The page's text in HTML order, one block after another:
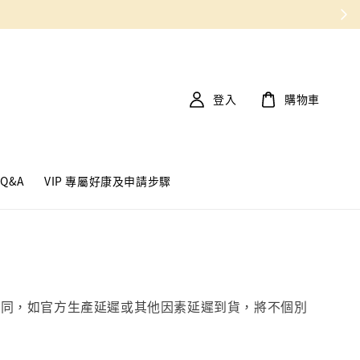
VIP 專屬好康及申請步驟
登入 購物車
，如官方生產延遲或其他因素延遲到貨，將不個別